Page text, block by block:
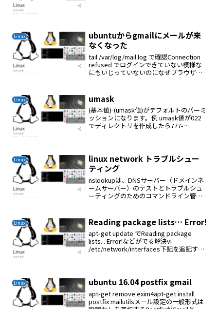
Linux
ubuntuからgmailにメールが来
なくなった
tail /var/log/mail.log で確認Connection
refused でログインできていない模様な
にもいじっていないのになぜブラウザか
クされ...
Linux umask
(基本値)-(umask値)がデフォルトのパーミ
ッションになります。例 umask値が022
でディレクトリを作成したら777-
Linux
linux network トラブルシュー
ティング
nslookupは、DNSサーバー（ドメインネ
ームサーバー）のテストとトラブルシュ
ーティングのためのコマンドライン管理
yahoo.co.jpckenko25@ch...
Linux Reading package lists… Error!
apt-get update でReading package
lists... Error!などがでる解決vi
/etc/network/interfaces下記を追記する
Linux ubuntu 16.04 postfix gmail
apt-get remove exim4apt-get install
postfix mailutilsメール設定の一般形式は